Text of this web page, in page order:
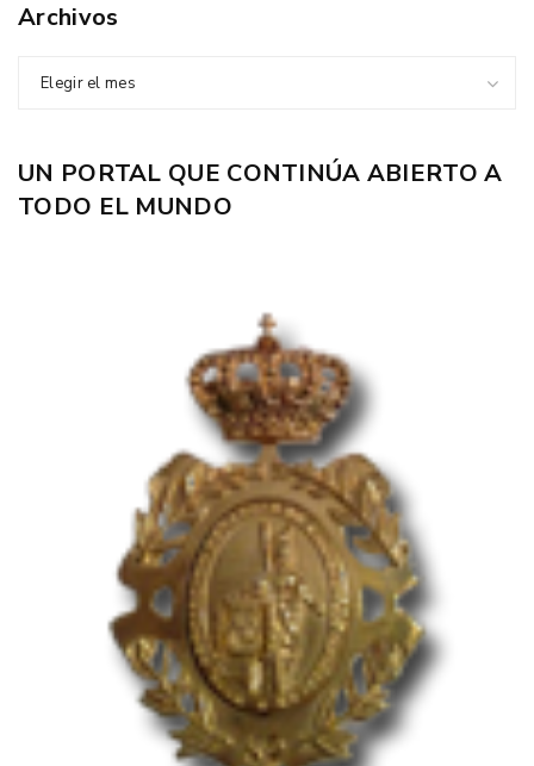
Archivos
Elegir el mes
UN PORTAL QUE CONTINÚA ABIERTO A
TODO EL MUNDO